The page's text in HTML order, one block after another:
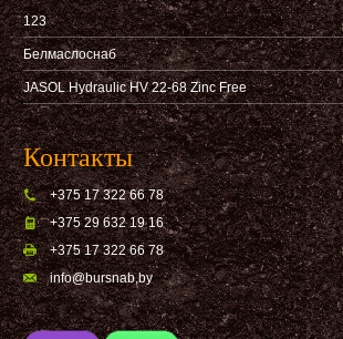
123
Белмаслоснаб
JASOL Hydraulic HV 22-68 Zinc Free
Контакты
+375 17 322 66 78
+375 29 632 19 16
+375 17 322 66 78
info@bursnab,by